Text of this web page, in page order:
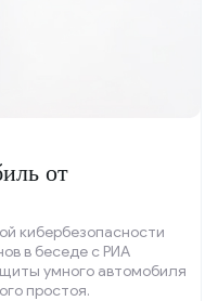
от
кибербезопасности
в беседе с РИА
умного автомобиля
простоя.